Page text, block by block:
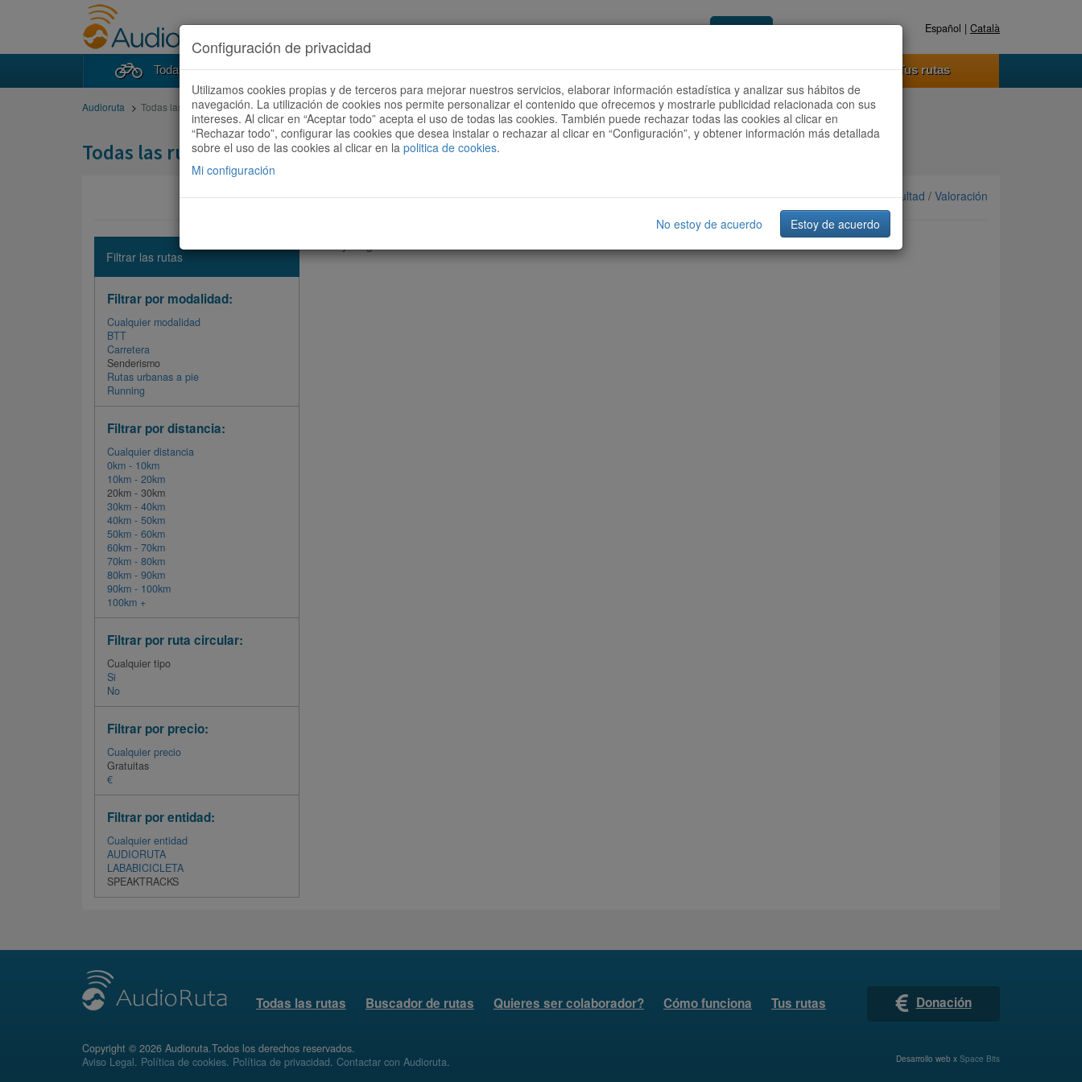
Acceder Registrate ahora Español | Català
Todas las rutas Buscador de rutas Quieres ser colaborador? Cómo funciona Tus rutas
Audioruta Todas las rutas
Todas las rutas
Ordenar por: Más recientes /Dificultad / Valoración
Filtrar las rutas
Filtrar por modalidad:
Cualquier modalidad
BTT
Carretera
Senderismo
Rutas urbanas a pie
Running
Filtrar por distancia:
Cualquier distancia
0km - 10km
10km - 20km
20km - 30km
30km - 40km
40km - 50km
50km - 60km
60km - 70km
70km - 80km
80km - 90km
90km - 100km
100km +
Filtrar por ruta circular:
Cualquier tipo
Si
No
Filtrar por precio:
Cualquier precio
Gratuitas
€
Filtrar por entidad:
Cualquier entidad
AUDIORUTA
LABABICICLETA
SPEAKTRACKS
Todas las rutas Buscador de rutas Quieres ser colaborador? Cómo funciona Tus rutas Donación
Copyright © 2026 Audioruta.Todos los derechos reservados.
Aviso Legal. Política de cookies. Política de privacidad. Contactar con Audioruta. Desarrollo web x Space Bits
Configuración de privacidad
Utilizamos cookies propias y de terceros para mejorar nuestros servicios, elaborar información estadística y analizar sus hábitos de
navegación. La utilización de cookies nos permite personalizar el contenido que ofrecemos y mostrarle publicidad relacionada con sus
intereses. Al clicar en “Aceptar todo” acepta el uso de todas las cookies. También puede rechazar todas las cookies al clicar en
“Rechazar todo”, configurar las cookies que desea instalar o rechazar al clicar en “Configuración”, y obtener información más detallada
sobre el uso de las cookies al clicar en la politica de cookies.
Mi configuración
No estoy de acuerdo Estoy de acuerdo